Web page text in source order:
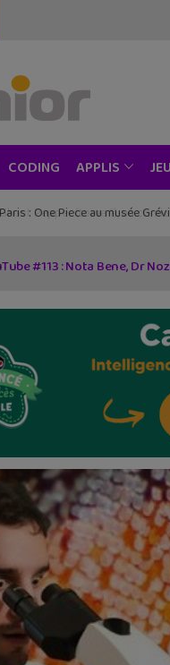
CODING APPLIS
danse le vent, un beau
#113 : Nota Bene, Dr